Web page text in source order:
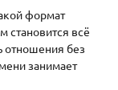
формат
становится всё
отношения без
занимает